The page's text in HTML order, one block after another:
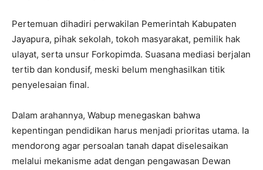
Pertemuan dihadiri perwakilan Pemerintah Kabupaten
Jayapura, pihak sekolah, tokoh masyarakat, pemilik hak
ulayat, serta unsur Forkopimda. Suasana mediasi berjalan
tertib dan kondusif, meski belum menghasilkan titik
penyelesaian final.
Dalam arahannya, Wabup menegaskan bahwa
kepentingan pendidikan harus menjadi prioritas utama. Ia
mendorong agar persoalan tanah dapat diselesaikan
melalui mekanisme adat dengan pengawasan Dewan